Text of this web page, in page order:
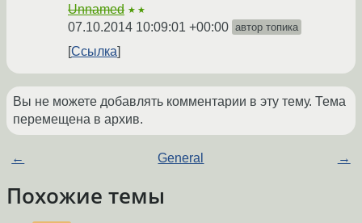
Unnamed ★★
07.10.2014 10:09:01 +00:00 автор топика
Ссылка
Вы не можете добавлять комментарии в эту тему. Тема
перемещена в архив.
← General →
Похожие темы